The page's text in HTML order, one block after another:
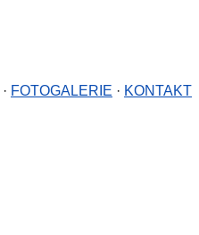
· FOTOGALERIE · KONTAKT